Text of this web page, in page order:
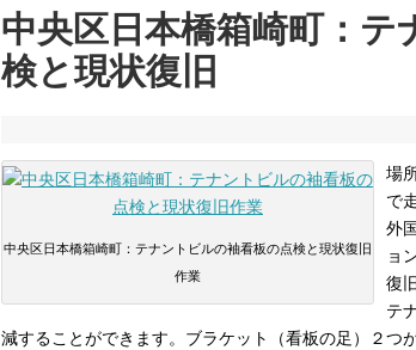
中央区日本橋箱崎町：
検と現状復旧
中央区日本橋箱崎町：テナントビルの袖看板の点検と現状復旧
作業
場
で
外
ョ
復
テ
減することができます。ブラケット（看板の足）２つ